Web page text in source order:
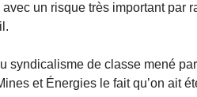
un risque très important par
syndicalisme de classe mené
et Énergies le fait qu’on ait